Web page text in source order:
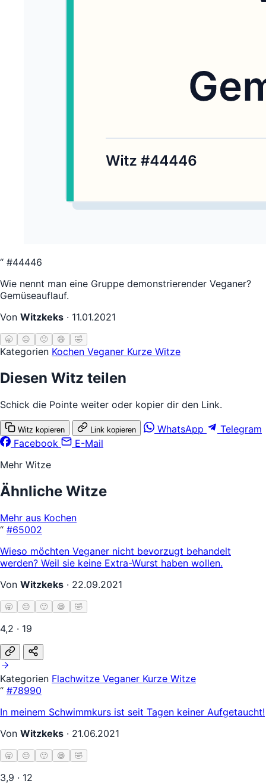
“ #44446
Wie nennt man eine Gruppe demonstrierender Veganer?
Gemüseauflauf.
Von Witzkeks · 11.01.2021
🥱 😐 🙂 😄 🤣
Kategorien Kochen Veganer Kurze Witze
Diesen Witz teilen
Schick die Pointe weiter oder kopier dir den Link.
Witz kopieren Link kopieren WhatsApp
Telegram
Facebook
E-Mail
Mehr Witze
Ähnliche Witze
Mehr aus Kochen
“ #65002
Wieso möchten Veganer nicht bevorzugt behandelt
werden? Weil sie keine Extra-Wurst haben wollen.
Von Witzkeks · 22.09.2021
🥱 😐 🙂 😄 🤣
4,2 · 19
Kategorien Flachwitze Veganer Kurze Witze
“ #78990
In meinem Schwimmkurs ist seit Tagen keiner Aufgetaucht!
Von Witzkeks · 21.06.2021
🥱 😐 🙂 😄 🤣
3,9 · 12